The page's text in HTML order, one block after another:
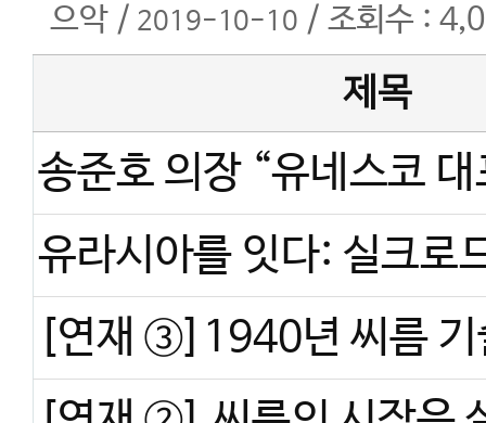
으악 / 2019-10-10 / 조회수 :
제목